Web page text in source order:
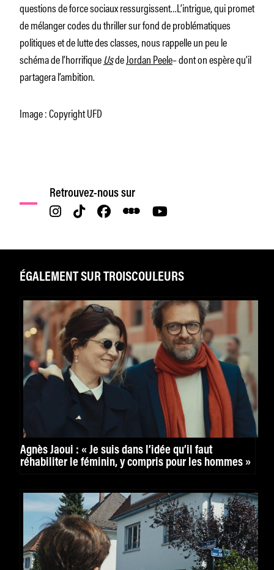
questions de force sociaux ressurgissent…L’intrigue, qui promet
de mélanger codes du thriller sur fond de problématiques
politiques et de lutte des classes, nous rappelle un peu le
schéma de l’horrifiqueUsdeJordan Peele– dont on espère qu’il
partagera l’ambition.
Image : Copyright UFD
Retrouvez-nous sur
ÉGALEMENT SUR TROISCOULEURS
Agnès Jaoui : « Je suis dans l’idée qu’il faut
réhabiliter le féminin, y compris pour les hommes »